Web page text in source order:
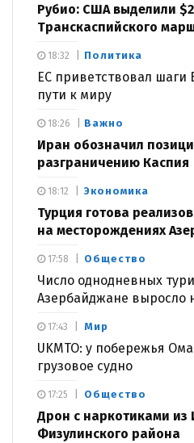
Рубио: США выделили
Транскаспийского
Политика
ЕС приветствовал шаги
пути к миру
18:32
Важно
Иран обозначил
разграничению Каспия
18:26
Экономика
Турция готова
на месторождениях
18:12
Общество
Число однодневных
Азербайджане выросло
17:58
Мир
UKMTO: у побережья
грузовое судно
17:43
Общество
Дрон с наркотиками из
Физулинского района
17:25